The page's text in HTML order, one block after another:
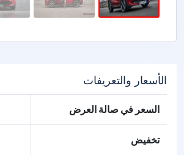
الأسعار والتعريفات
السعر في صالة العرض
تخفيض